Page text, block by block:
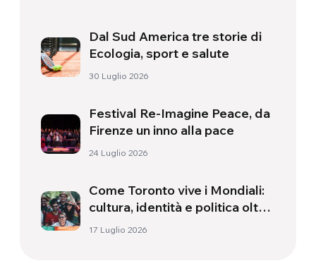
Dal Sud America tre storie di
Ecologia, sport e salute
30 Luglio 2026
Festival Re-Imagine Peace, da
Firenze un inno alla pace
24 Luglio 2026
Come Toronto vive i Mondiali:
cultura, identità e politica oltre
il campo
17 Luglio 2026